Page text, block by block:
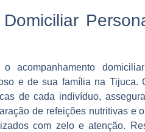
e de sua família na
de cada indivíduo,
de refeições nutritivas e
com zelo e atenção.